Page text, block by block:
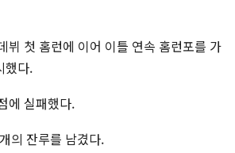
뷔 첫 홈런에 이어 이틀 연속 홈런포를 가
했다.
에 실패했다.
의 잔루를 남겼다.